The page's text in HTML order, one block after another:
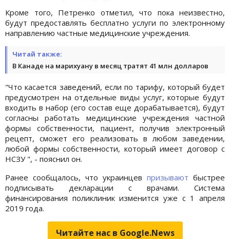
Кроме того, Петренко отметил, что пока неизвестно,
будут предоставлять бесплатно услуги по электронному
направлению частные медицинские учреждения.
Читай также:
В Канаде на марихуану в месяц тратят 41 млн долларов
"Что касается заведений, если по тарифу, который будет
предусмотрен на отдельные виды услуг, которые будут
входить в набор (его состав еще дорабатывается), будут
согласны работать медицинские учреждения частной
формы собственности, пациент, получив электронный
рецепт, сможет его реализовать в любом заведении,
любой формы собственности, который имеет договор с
НСЗУ ", - пояснил он.
Ранее сообщалось, что украинцев призывают быстрее
подписывать декларации с врачами. Система
финансирования поликлиник изменится уже с 1 апреля
2019 года.
Читайте нас в Google.News